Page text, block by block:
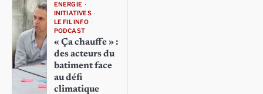
ENERGIE
INITIATIVES
LE FIL INFO
PODCAST
« Ça chauffe » :
des acteurs du
batiment face
au défi
climatique